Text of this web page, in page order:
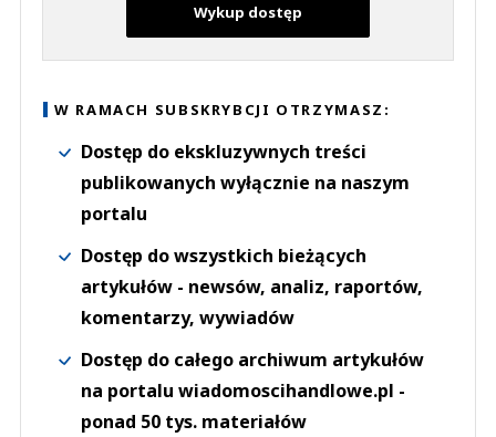
Wykup dostęp
W RAMACH SUBSKRYBCJI OTRZYMASZ:
Dostęp do ekskluzywnych treści
publikowanych wyłącznie na naszym
portalu
Dostęp do wszystkich bieżących
artykułów - newsów, analiz, raportów,
komentarzy, wywiadów
Dostęp do całego archiwum artykułów
na portalu wiadomoscihandlowe.pl -
ponad 50 tys. materiałów